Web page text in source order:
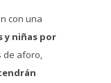
con una
y niñas por
de aforo,